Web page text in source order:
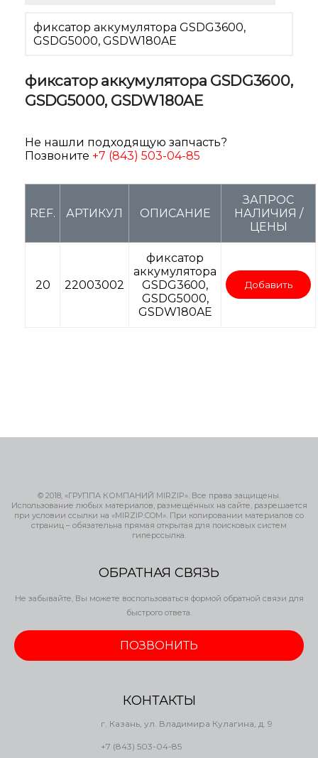
фиксатор аккумулятора GSDG3600,
GSDG5000, GSDW180AE
фиксатор аккумулятора GSDG3600,
GSDG5000, GSDW180AE
Не нашли подходящую запчасть?
Позвоните +7 (843) 503-04-85
REF. АРТИКУЛ ОПИСАНИЕ
ЗАПРОС
НАЛИЧИЯ /
ЦЕНЫ
20 22003002
фиксатор
аккумулятора
GSDG3600,
GSDG5000,
GSDW180AE
Добавить
© 2018, «ГРУППА КОМПАНИЙ MIRZIP». Все права защищены.
Использование любых материалов, размещённых на сайте, разрешается
при условии ссылки на «MIRZIP.COM». При копировании материалов со
страниц – обязательна прямая открытая для поисковых систем
гиперссылка.
ОБРАТНАЯ СВЯЗЬ
Не забывайте, Вы можете воспользоваться формой обратной связи для
быстрого ответа.
ПОЗВОНИТЬ
КОНТАКТЫ
г. Казань, ул. Владимира Кулагина, д. 9
+7 (843) 503-04-85